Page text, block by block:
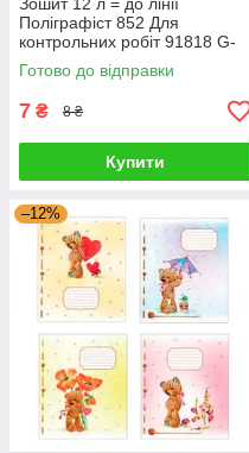
Поліграфіст 852 Для
контрольних робіт 91818 G-
Rich
Готово до відправки
7 ₴ 8 ₴
Купити
–12%